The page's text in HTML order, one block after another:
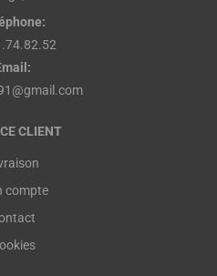
CLIENT
compte